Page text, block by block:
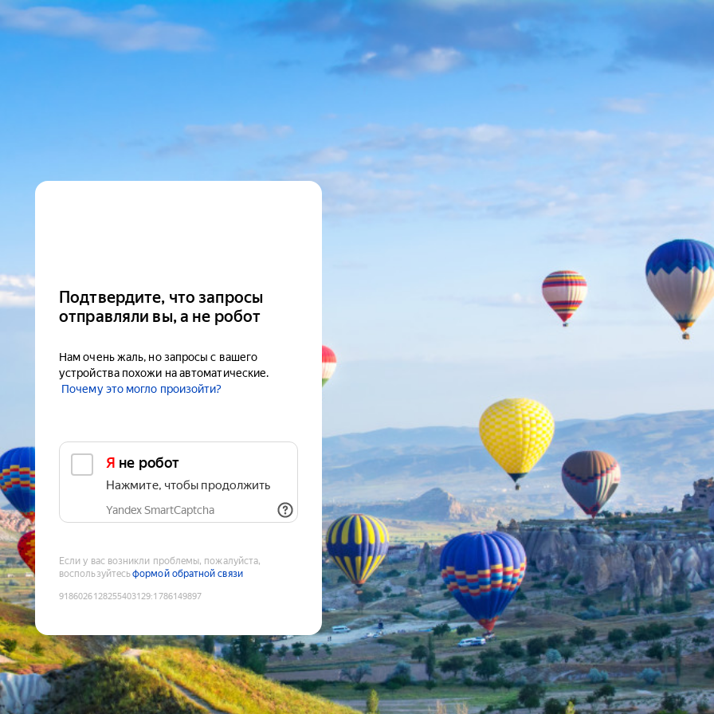
Подтвердите, что запросы
отправляли вы, а не робот
Нам очень жаль, но запросы с вашего
устройства похожи на автоматические.
Почему это могло произойти?
Я не робот
Нажмите, чтобы продолжить
Yandex SmartCaptcha
Если у вас возникли проблемы, пожалуйста,
воспользуйтесьформой обратной связи
9186026128255403129:1786149897